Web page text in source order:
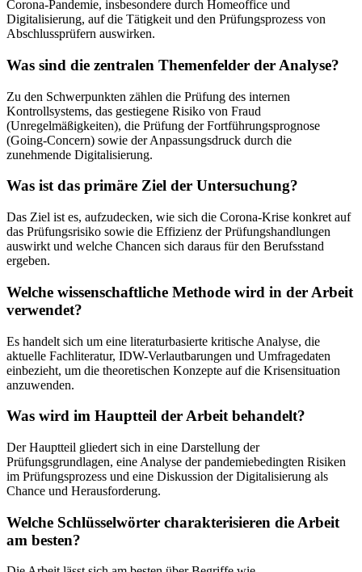
Corona-Pandemie, insbesondere durch Homeoffice und
Digitalisierung, auf die Tätigkeit und den Prüfungsprozess von
Abschlussprüfern auswirken.
Was sind die zentralen Themenfelder der Analyse?
Zu den Schwerpunkten zählen die Prüfung des internen
Kontrollsystems, das gestiegene Risiko von Fraud
(Unregelmäßigkeiten), die Prüfung der Fortführungsprognose
(Going-Concern) sowie der Anpassungsdruck durch die
zunehmende Digitalisierung.
Was ist das primäre Ziel der Untersuchung?
Das Ziel ist es, aufzudecken, wie sich die Corona-Krise konkret auf
das Prüfungsrisiko sowie die Effizienz der Prüfungshandlungen
auswirkt und welche Chancen sich daraus für den Berufsstand
ergeben.
Welche wissenschaftliche Methode wird in der Arbeit
verwendet?
Es handelt sich um eine literaturbasierte kritische Analyse, die
aktuelle Fachliteratur, IDW-Verlautbarungen und Umfragedaten
einbezieht, um die theoretischen Konzepte auf die Krisensituation
anzuwenden.
Was wird im Hauptteil der Arbeit behandelt?
Der Hauptteil gliedert sich in eine Darstellung der
Prüfungsgrundlagen, eine Analyse der pandemiebedingten Risiken
im Prüfungsprozess und eine Diskussion der Digitalisierung als
Chance und Herausforderung.
Welche Schlüsselwörter charakterisieren die Arbeit
am besten?